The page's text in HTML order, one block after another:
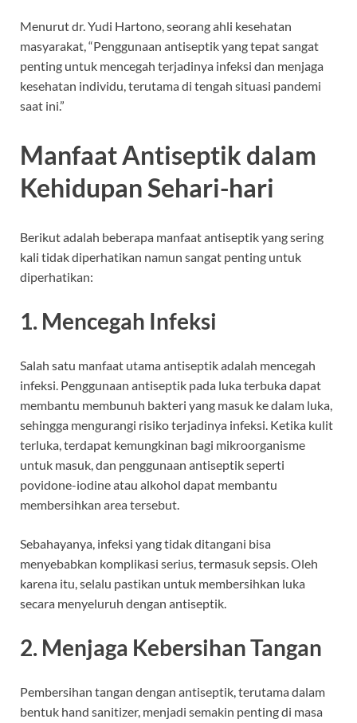
Menurut dr. Yudi Hartono, seorang ahli kesehatan
masyarakat, “Penggunaan antiseptik yang tepat sangat
penting untuk mencegah terjadinya infeksi dan menjaga
kesehatan individu, terutama di tengah situasi pandemi
saat ini.”
Manfaat Antiseptik dalam
Kehidupan Sehari-hari
Berikut adalah beberapa manfaat antiseptik yang sering
kali tidak diperhatikan namun sangat penting untuk
diperhatikan:
1. Mencegah Infeksi
Salah satu manfaat utama antiseptik adalah mencegah
infeksi. Penggunaan antiseptik pada luka terbuka dapat
membantu membunuh bakteri yang masuk ke dalam luka,
sehingga mengurangi risiko terjadinya infeksi. Ketika kulit
terluka, terdapat kemungkinan bagi mikroorganisme
untuk masuk, dan penggunaan antiseptik seperti
povidone-iodine atau alkohol dapat membantu
membersihkan area tersebut.
Sebahayanya, infeksi yang tidak ditangani bisa
menyebabkan komplikasi serius, termasuk sepsis. Oleh
karena itu, selalu pastikan untuk membersihkan luka
secara menyeluruh dengan antiseptik.
2. Menjaga Kebersihan Tangan
Pembersihan tangan dengan antiseptik, terutama dalam
bentuk hand sanitizer, menjadi semakin penting di masa